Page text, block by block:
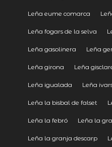
Leña eume comarca
Leña fogars de la selva
Leña gasolinera Leña
Leña girona Leña
Leña igualada Leña
Leña la bisbal de falset
Leña la febró Leña la
Leña la granja descarp